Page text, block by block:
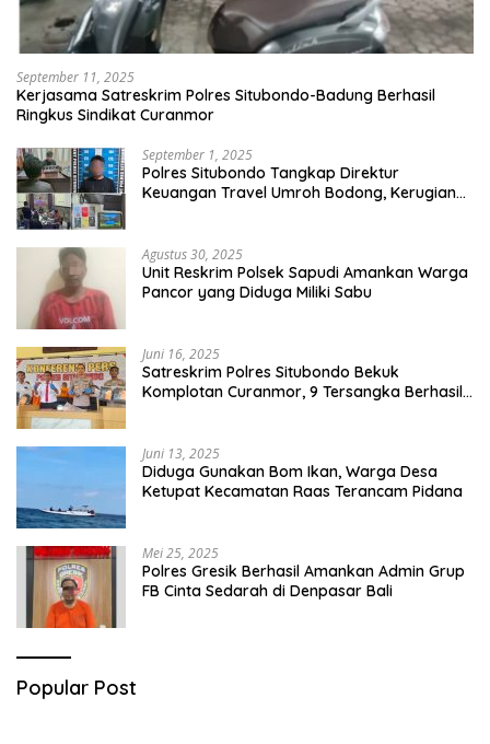
September 11, 2025
Kerjasama Satreskrim Polres Situbondo-Badung Berhasil
Ringkus Sindikat Curanmor
September 1, 2025
Polres Situbondo Tangkap Direktur
Keuangan Travel Umroh Bodong, Kerugian
Agustus 30, 2025
Unit Reskrim Polsek Sapudi Amankan Warga
Pancor yang Diduga Miliki Sabu
Juni 16, 2025
Satreskrim Polres Situbondo Bekuk
Komplotan Curanmor, 9 Tersangka Berhasil
Juni 13, 2025
Diduga Gunakan Bom Ikan, Warga Desa
Ketupat Kecamatan Raas Terancam Pidana
Mei 25, 2025
Polres Gresik Berhasil Amankan Admin Grup
FB Cinta Sedarah di Denpasar Bali
Popular Post